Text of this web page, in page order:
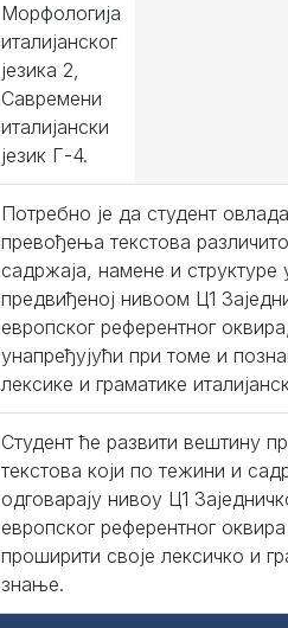
Морфологија
италијанског
језика 2,
Савремени
италијански
језик Г-4.
Потребно је да студент
превођења текстова
садржаја, намене и структуре
предвиђеној нивоом Ц1
европског референтног
унапређујући при томе и
лексике и граматике
Студент ће развити вештину
текстова који по тежини и
одговарају нивоу Ц1
европског референтног
проширити своје лексичко и
знање.